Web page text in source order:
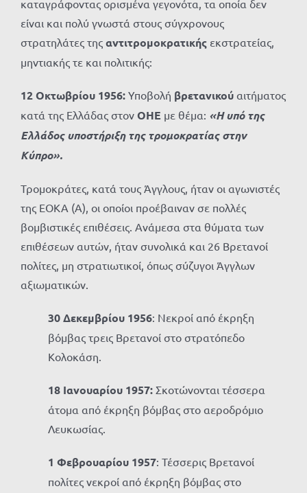
καταγράφοντας ορισμένα γεγονότα, τα οποία δεν
είναι και πολύ γνωστά στους σύγχρονους
στρατηλάτες της αντιτρομοκρατικής εκστρατείας,
μηντιακής τε και πολιτικής:
12 Οκτωβρίου 1956: Υποβολή βρετανικού αιτήματος
κατά της Ελλάδας στον ΟΗΕ με θέμα: «Η υπό της
Ελλάδος υποστήριξη της τρομοκρατίας στην
Κύπρο».
Τρομοκράτες, κατά τους Άγγλους, ήταν οι αγωνιστές
της ΕΟΚΑ (Α), οι οποίοι προέβαιναν σε πολλές
βομβιστικές επιθέσεις. Ανάμεσα στα θύματα των
επιθέσεων αυτών, ήταν συνολικά και 26 Βρετανοί
πολίτες, μη στρατιωτικοί, όπως σύζυγοι Άγγλων
αξιωματικών.
30 Δεκεμβρίου 1956: Νεκροί από έκρηξη
βόμβας τρεις Βρετανοί στο στρατόπεδο
Κολοκάση.
18 Ιανουαρίου 1957: Σκοτώνονται τέσσερα
άτομα από έκρηξη βόμβας στο αεροδρόμιο
Λευκωσίας.
1 Φεβρουαρίου 1957: Τέσσερις Βρετανοί
πολίτες νεκροί από έκρηξη βόμβας στο